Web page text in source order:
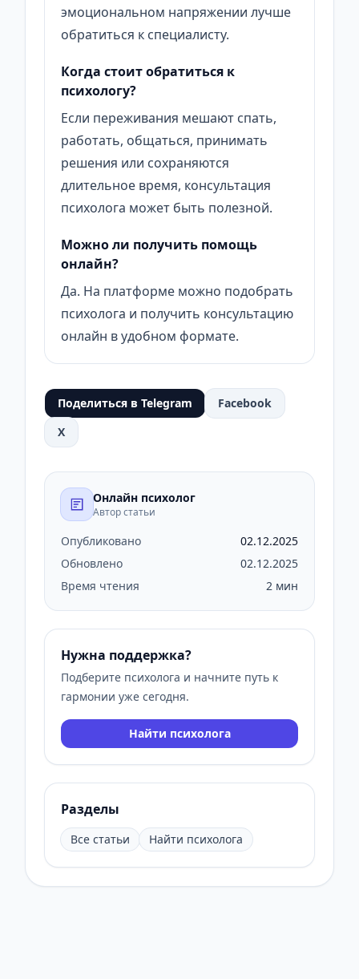
эмоциональном напряжении лучше
обратиться к специалисту.
Когда стоит обратиться к
психологу?
Если переживания мешают спать,
работать, общаться, принимать
решения или сохраняются
длительное время, консультация
психолога может быть полезной.
Можно ли получить помощь
онлайн?
Да. На платформе можно подобрать
психолога и получить консультацию
онлайн в удобном формате.
Поделиться в Telegram
Facebook
X
Онлайн психолог
Автор статьи
Опубликовано
02.12.2025
Обновлено
02.12.2025
Время чтения
2 мин
Нужна поддержка?
Подберите психолога и начните путь к
гармонии уже сегодня.
Найти психолога
Разделы
Все статьи Найти психолога